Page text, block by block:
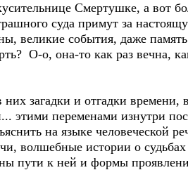
Смертушке, а вот
суда примут за
великие события, даже
О-о, она-то как раз вечна,
загадки и отгадки времени,
переменами изнутри
на языке человеческой
волшебные истории о
пути к ней и формы